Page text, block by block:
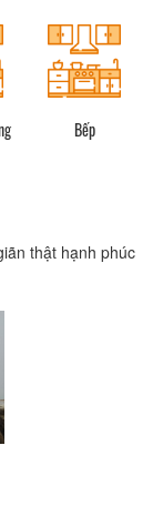
Bếp
thật hạnh phúc